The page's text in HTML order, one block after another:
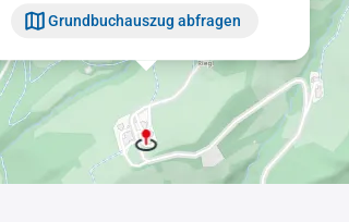
Grundbuchauszug abfragen